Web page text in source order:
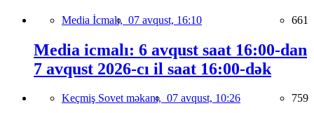
Media İcmalı, 07 avqust, 16:10 661
Media icmalı: 6 avqust saat 16:00-dan
7 avqust 2026-cı il saat 16:00-dək
Keçmiş Sovet məkanı, 07 avqust, 10:26 759